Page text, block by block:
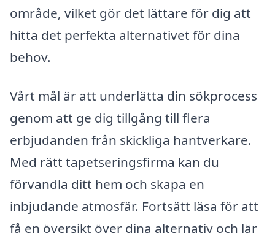
område, vilket gör det lättare för dig att
hitta det perfekta alternativet för dina
behov.
Vårt mål är att underlätta din sökprocess
genom att ge dig tillgång till flera
erbjudanden från skickliga hantverkare.
Med rätt tapetseringsfirma kan du
förvandla ditt hem och skapa en
inbjudande atmosfär. Fortsätt läsa för att
få en översikt över dina alternativ och lär